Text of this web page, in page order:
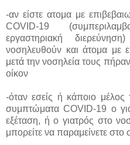
-αν είστε ατομα με
COVID-19
εργαστηριακή
νοσηλευθούν και άτομα με
μετά την νοσηλεία τους πήραν
οίκον
-όταν εσείς ή κάποιο μέλος
συμπτώματα COVID-19 ο
εξέταση, ή ο γιατρός στο
μπορείτε να παραμείνετε στο